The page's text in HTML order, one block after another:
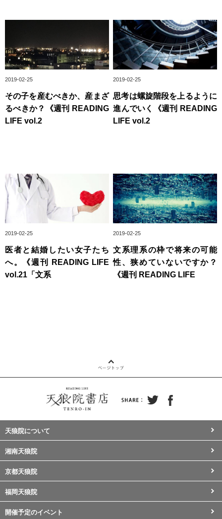
2019-02-25
その子を産むべきか、産まざ
るべきか？《週刊 READING
LIFE vol.2
2019-02-25
思考は螺旋階段を上るように
進んでいく《週刊 READING
LIFE vol.2
2019-02-25
医者と結婚したい女子たち
へ。《週刊 READING LIFE
vol.21「文系
2019-02-25
文系理系の枠で将来の可能
性、狭めていないですか？
《週刊 READING LIFE
天狼院について
湘南天狼院
京都天狼院
福岡天狼院
開催予定のイベント